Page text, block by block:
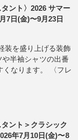
タント〉2026 サマー
7日(金)〜9月23日
装を盛り上げる装飾
半袖シャツの出番
くなります。 〈フレ
ント＞クラシック
年7月10日(金)〜8